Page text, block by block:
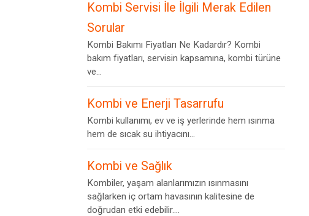
Kombi Servisi İle İlgili Merak Edilen
Sorular
Kombi Bakımı Fiyatları Ne Kadardır? Kombi
bakım fiyatları, servisin kapsamına, kombi türüne
ve...
Kombi ve Enerji Tasarrufu
Kombi kullanımı, ev ve iş yerlerinde hem ısınma
hem de sıcak su ihtiyacını...
Kombi ve Sağlık
Kombiler, yaşam alanlarımızın ısınmasını
sağlarken iç ortam havasının kalitesine de
doğrudan etki edebilir....